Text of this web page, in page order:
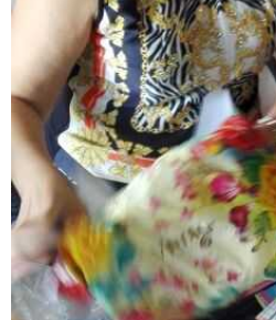
2022 ГОД
МАТЕРИ В
19.12.2021